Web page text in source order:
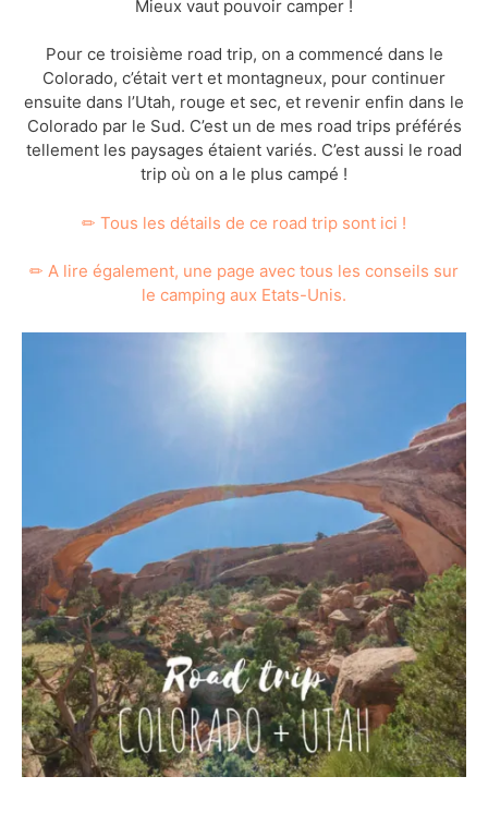
Mieux vaut pouvoir camper !
Pour ce troisième road trip, on a commencé dans le
Colorado, c’était vert et montagneux, pour continuer
ensuite dans l’Utah, rouge et sec, et revenir enfin dans le
Colorado par le Sud. C’est un de mes road trips préférés
tellement les paysages étaient variés. C’est aussi le road
trip où on a le plus campé !
✏ Tous les détails de ce road trip sont ici !
✏ A lire également, une page avec tous les conseils sur
le camping aux Etats-Unis.